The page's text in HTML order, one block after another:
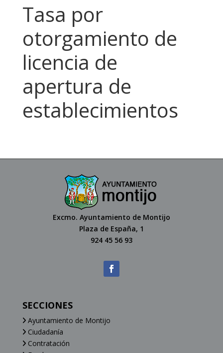
Tasa por
otorgamiento de
licencia de
apertura de
establecimientos
Excmo. Ayuntamiento de Montijo
Plaza de España, 1
924 45 56 93
SECCIONES
Ayuntamiento de Montijo
Ciudadanía
Contratación